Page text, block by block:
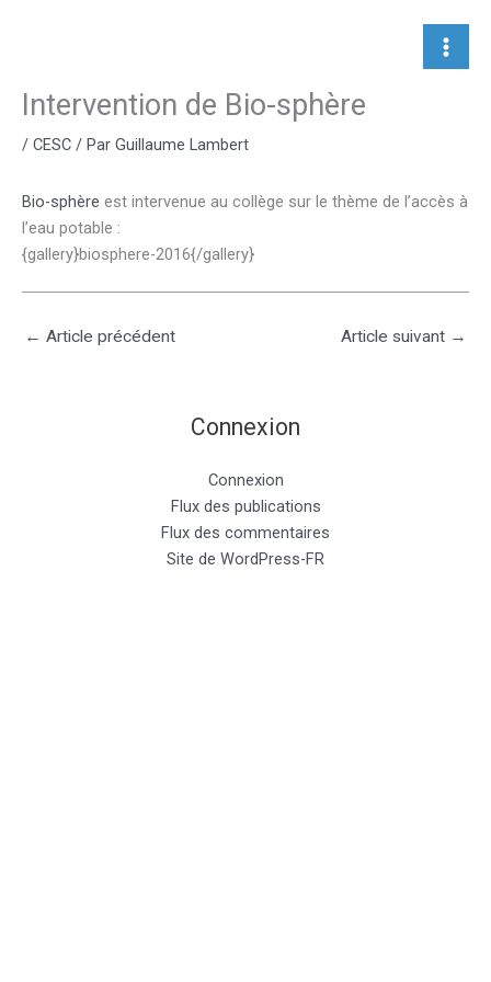
Intervention de Bio-sphère
/ CESC / Par Guillaume Lambert
Bio-sphère est intervenue au collège sur le thème de l’accès à
l’eau potable :
{gallery}biosphere-2016{/gallery}
← Article précédent Article suivant →
Connexion
Connexion
Flux des publications
Flux des commentaires
Site de WordPress-FR